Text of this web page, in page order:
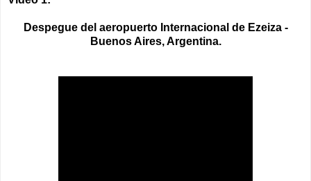
Despegue del aeropuerto Internacional de Ezeiza -
Buenos Aires, Argentina.